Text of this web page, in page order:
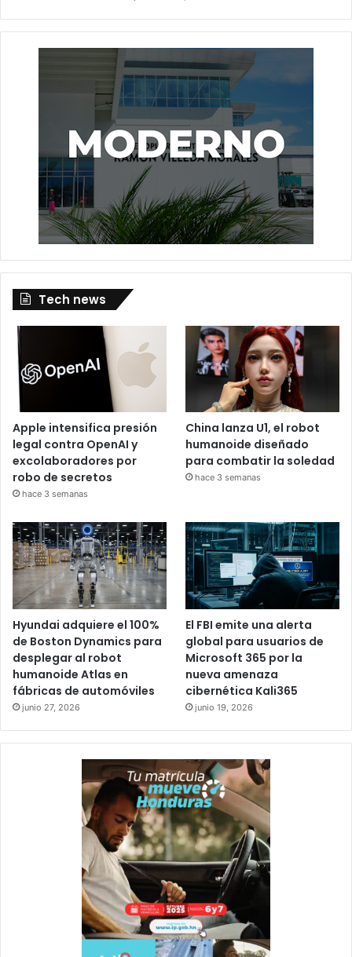
Tech news
Apple intensifica presión
legal contra OpenAI y
excolaboradores por
robo de secretos
hace 3 semanas
China lanza U1, el robot
humanoide diseñado
para combatir la soledad
hace 3 semanas
Hyundai adquiere el 100%
de Boston Dynamics para
desplegar al robot
humanoide Atlas en
fábricas de automóviles
junio 27, 2026
El FBI emite una alerta
global para usuarios de
Microsoft 365 por la
nueva amenaza
cibernética Kali365
junio 19, 2026